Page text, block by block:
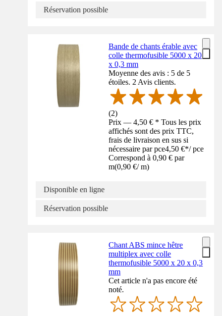
Réservation possible
Bande de chants érable avec
colle thermofusible 5000 x 20
x 0,3 mm
Moyenne des avis : 5 de 5
étoiles. 2 Avis clients.
(2)
Prix — 4,50 € * Tous les prix
affichés sont des prix TTC,
frais de livraison en sus si
nécessaire par pce4,50 €*/ pce
Correspond à 0,90 € par
m(0,90 €/ m)
Disponible en ligne
Réservation possible
Chant ABS mince hêtre
multiplex avec colle
thermofusible 5000 x 20 x 0,3
mm
Cet article n'a pas encore été
noté.